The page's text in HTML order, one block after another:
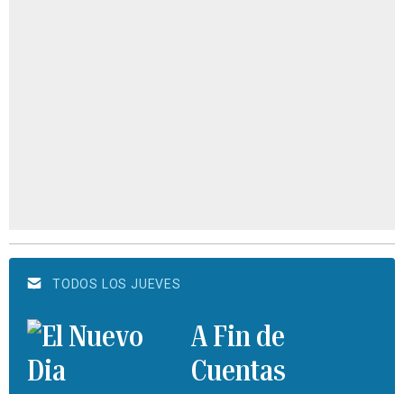
TODOS LOS JUEVES
A Fin de
Cuentas